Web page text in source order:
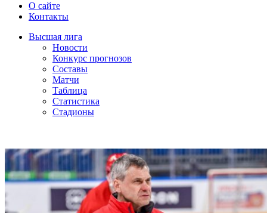
О сайте
Контакты
Высшая лига
Новости
Конкурс прогнозов
Составы
Матчи
Таблица
Статистика
Стадионы